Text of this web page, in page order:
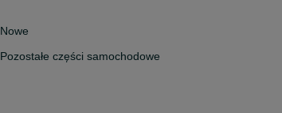
Nowe
Pozostałe części samochodowe